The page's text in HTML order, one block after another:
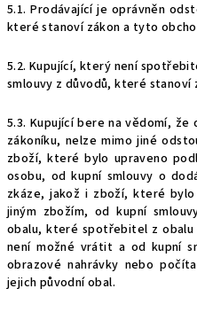
5.1. Prodávající je oprávněn
které stanoví zákon a tyto
5.2. Kupující, který není
smlouvy z důvodů, které stanoví
5.3. Kupující bere na vědomí, že
zákoníku, nelze mimo jiné
zboží, které bylo upraveno
osobu, od kupní smlouvy o
zkáze, jakož i zboží, které
jiným zbožím, od kupní
obalu, které spotřebitel z obalu
není možné vrátit a od kupní
obrazové nahrávky nebo
jejich původní obal.